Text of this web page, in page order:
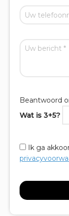
Beantwoord
Wat is 3+5?
Ik ga